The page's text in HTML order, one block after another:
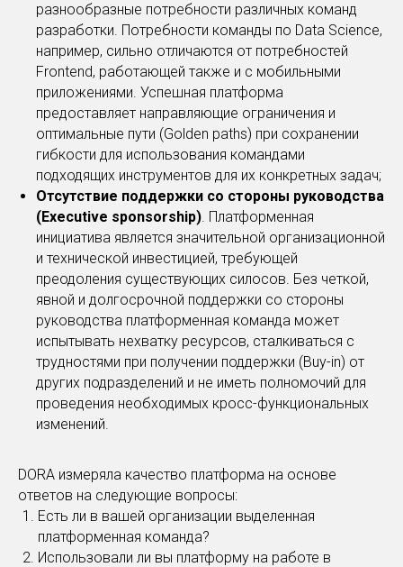
разнообразные потребности различных команд
разработки. Потребности команды по Data Science,
например, сильно отличаются от потребностей
Frontend, работающей также и с мобильными
приложениями. Успешная платформа
предоставляет направляющие ограничения и
оптимальные пути (Golden paths) при сохранении
гибкости для использования командами
подходящих инструментов для их конкретных задач;
Отсутствие поддержки со стороны руководства
(Executive sponsorship). Платформенная
инициатива является значительной организационной
и технической инвестицией, требующей
преодоления существующих силосов. Без четкой,
явной и долгосрочной поддержки со стороны
руководства платформенная команда может
испытывать нехватку ресурсов, сталкиваться с
трудностями при получении поддержки (Buy-in) от
других подразделений и не иметь полномочий для
проведения необходимых кросс-функциональных
изменений.
DORA измеряла качество платформа на основе
ответов на следующие вопросы:
Есть ли в вашей организации выделенная
платформенная команда?
Использовали ли вы платформу на работе в